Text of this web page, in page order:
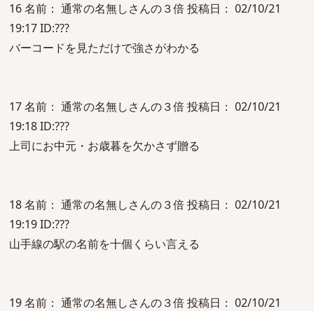
16 名前： 通常の名無しさんの３倍 投稿日： 02/10/21
19:17 ID:???
バーコードを見ただけで強さがわかる
17 名前： 通常の名無しさんの３倍 投稿日： 02/10/21
19:18 ID:???
上司にお中元・お歳暮を欠かさず贈る
18 名前： 通常の名無しさんの３倍 投稿日： 02/10/21
19:19 ID:???
山手線の駅の名前を十個くらい言える
19 名前： 通常の名無しさんの３倍 投稿日： 02/10/21